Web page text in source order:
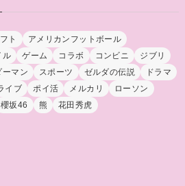
ト
アメリカンフットボール
ル ゲーム コラボ コンビニ
ジブリ
ーマン スポーツ ゼルダの伝説
ドラマ
イブ ポイ活 メルカリ
ローソン
櫻坂46 熊 花田秀虎